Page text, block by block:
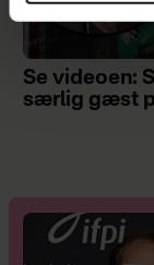
Se videoen:
særlig gæst